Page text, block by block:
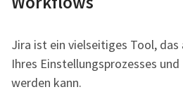
Jira ist ein vielseitiges Tool,
Ihres Einstellungsprozesses
werden kann.